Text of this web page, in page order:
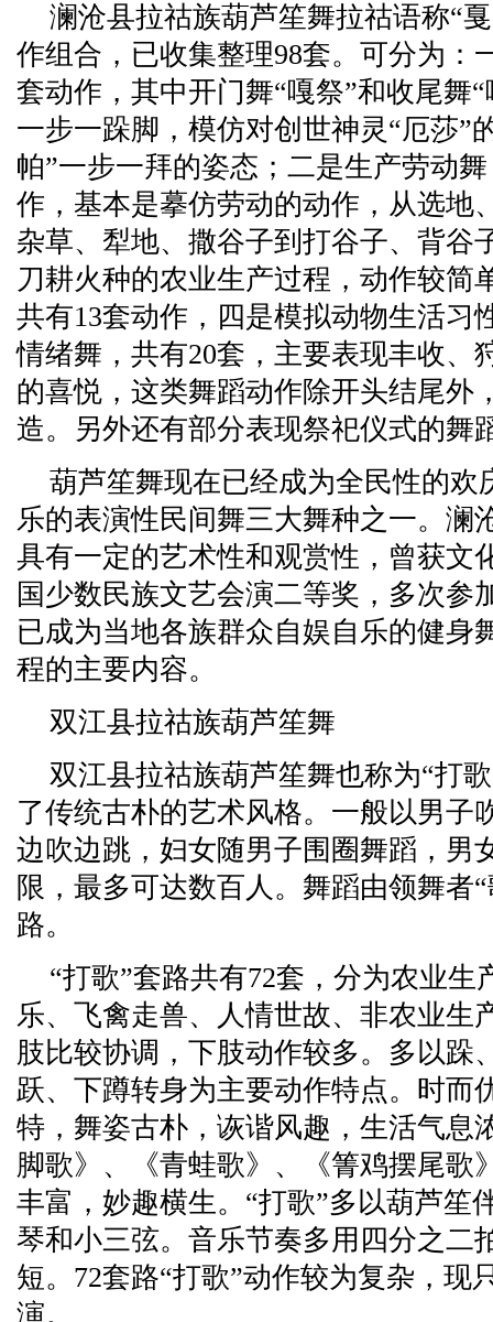
澜沧县拉祜族葫芦笙舞拉祜语称“
作组合，已收集整理98套。可分为：
套动作，其中开门舞“嘎祭”和收尾舞
一步一跺脚，模仿对创世神灵“厄莎”
帕”一步一拜的姿态；二是生产劳动
作，基本是摹仿劳动的动作，从选地
杂草、犁地、撒谷子到打谷子、背谷
刀耕火种的农业生产过程，动作较简
共有13套动作，四是模拟动物生活习
情绪舞，共有20套，主要表现丰收、
的喜悦，这类舞蹈动作除开头结尾外
造。另外还有部分表现祭祀仪式的舞
葫芦笙舞现在已经成为全民性的欢
乐的表演性民间舞三大舞种之一。澜
具有一定的艺术性和观赏性，曾获文
国少数民族文艺会演二等奖，多次参
已成为当地各族群众自娱自乐的健身
程的主要内容。
双江县拉祜族葫芦笙舞
双江县拉祜族葫芦笙舞也称为“打
了传统古朴的艺术风格。一般以男子
边吹边跳，妇女随男子围圈舞蹈，男
限，最多可达数百人。舞蹈由领舞者
路。
“打歌”套路共有72套，分为农业生
乐、飞禽走兽、人情世故、非农业生
肢比较协调，下肢动作较多。多以跺
跃、下蹲转身为主要动作特点。时而
特，舞姿古朴，诙谐风趣，生活气息
脚歌》、《青蛙歌》、《箐鸡摆尾歌
丰富，妙趣横生。“打歌”多以葫芦笙
琴和小三弦。音乐节奏多用四分之二
短。72套路“打歌”动作较为复杂，现
演。